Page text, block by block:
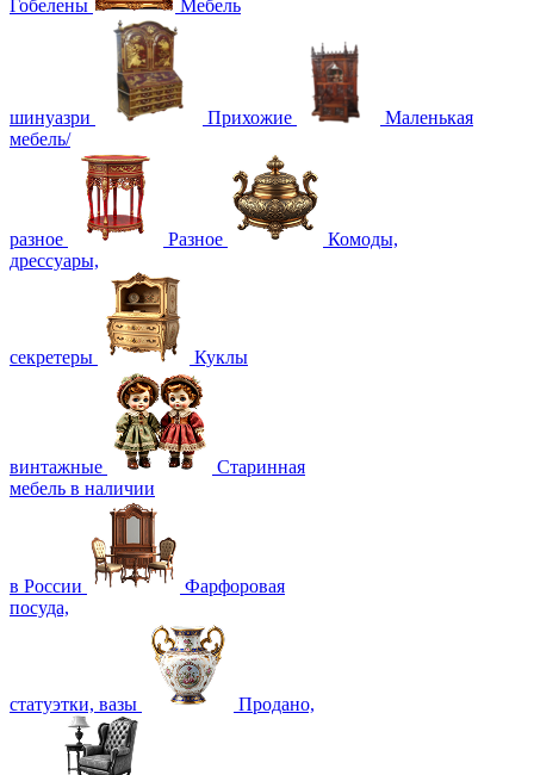
Гобелены Мебель
шинуазри Прихожие
Маленькая
мебель/
разное Разное
Комоды,
дрессуары,
секретеры Куклы
винтажные
Старинная
мебель в наличии
в России
Фарфоровая
посуда,
статуэтки, вазы Продано,